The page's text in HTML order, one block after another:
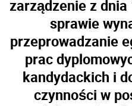
zarządzenie z
sprawie
przeprowadzanie
prac
kandydackich i
czynności w